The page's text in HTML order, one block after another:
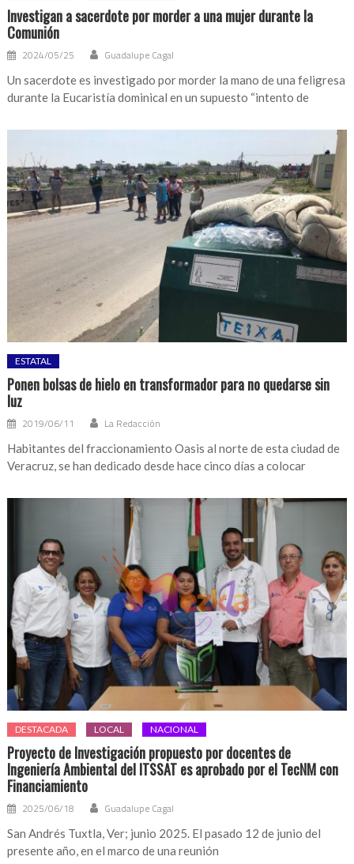
Investigan a sacerdote por morder a una mujer durante la
Comunión
2024/05/25 Guadalupe Cagal
Un sacerdote es investigado por morder la mano de una feligresa
durante la Eucaristía dominical en un supuesto “intento de
ESTATAL
Ponen bolsas de hielo en transformador para no quedarse sin
luz
2019/06/11 La Redacción
Habitantes del fraccionamiento Oasis al norte de esta ciudad de
Veracruz, se han dedicado desde hace cinco días a colocar
DESTACADA LOCAL NACIONAL
Proyecto de Investigación propuesto por docentes de
Ingeniería Ambiental del ITSSAT es aprobado por el TecNM con
Financiamiento
2025/06/18 Guadalupe Cagal
San Andrés Tuxtla, Ver; junio 2025. El pasado 12 de junio del
presente año, en el marco de una reunión